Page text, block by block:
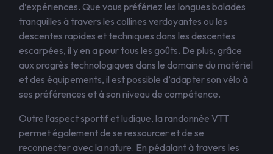
d’expériences. Que vous préfériez les longues balades
tranquilles à travers les collines verdoyantes ou les
descentes rapides et techniques dans les descentes
escarpées, il y en a pour tous les goûts. De plus, grâce
aux progrès technologiques dans le domaine du matériel
et des équipements, il est possible d’adapter son vélo à
ses préférences et à son niveau de compétence.
Outre l’aspect sportif et ludique, la randonnée VTT
permet également de se ressourcer et de se
reconnecter avec la nature. En pédalant à travers les